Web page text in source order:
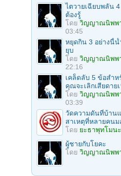
ไตวายเฉียบพลัน
ต้องรู้
โดย วิญญาณนิพพ
03:45
หยุดกิน 3 อย่างนี้
ยุบ
โดย วิญญาณนิพพ
22:16
เคล็ดลับ 5 ข้อสำห
คุณจะเลิกเสียดาย
โดย วิญญาณนิพพ
03:39
วัดความดันที่บ้าน
สาเหตุที่หลายคนม
โดย ยะธาพุทโมนะ
ผู้ชายกับโยคะ
โดย วิญญาณนิพพ